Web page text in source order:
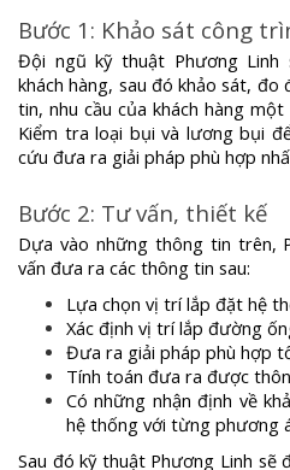
Bước 1: Khảo sát công
Đội ngũ kỹ thuật Phương Linh
khách hàng, sau đó khảo sát,
tin, nhu cầu của khách hàng
Kiểm tra loại bụi và lương bụi
cứu đưa ra giải pháp phù hợp
Bước 2: Tư vấn, thiết kế
Dựa vào những thông tin trên,
vấn đưa ra các thông tin sau:
Lựa chọn vị trí lắp đặt hệ
Xác định vị trí lắp đường
Đưa ra giải pháp phù hợp
Tính toán đưa ra được
Có những nhận định về
hệ thống với từng phương
Sau đó kỹ thuật Phương Linh